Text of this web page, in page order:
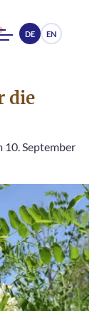
DE EN
die
September